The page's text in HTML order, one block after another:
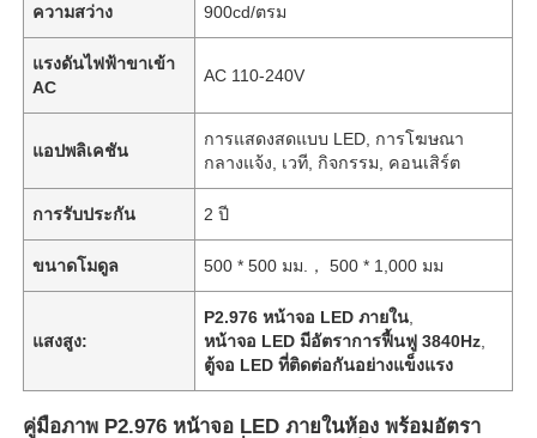
ความสว่าง 900cd/ตรม
แรงดันไฟฟ้าขาเข้า
AC
AC 110-240V
แอปพลิเคชัน
การแสดงสดแบบ LED, การโฆษณา
กลางแจ้ง, เวที, กิจกรรม, คอนเสิร์ต
การรับประกัน 2 ปี
ขนาดโมดูล 500 * 500 มม.， 500 * 1,000 มม
แสงสูง:
P2.976 หน้าจอ LED ภายใน
หน้าจอ LED มีอัตราการฟื้นฟู 3840Hz
ตู้จอ LED ที่ติดต่อกันอย่างแข็งแรง
คู่มือภาพ P2.976 หน้าจอ LED ภายในห้อง พร้อมอัตรา